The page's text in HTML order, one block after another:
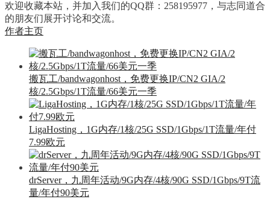
欢迎收藏本站，并加入我们的QQ群：258195977，与志同道合
的朋友们展开讨论和交流。
作者主页
搬瓦工/bandwagonhost，免费更换IP/CN2 GIA/2
核/2.5Gbps/1T流量/66美元一季
LigaHosting，1G内存/1核/25G SSD/1Gbps/1T流量/年付
7.99欧元
drServer，九周年活动/9G内存/4核/90G SSD/1Gbps/9T流
量/年付90美元